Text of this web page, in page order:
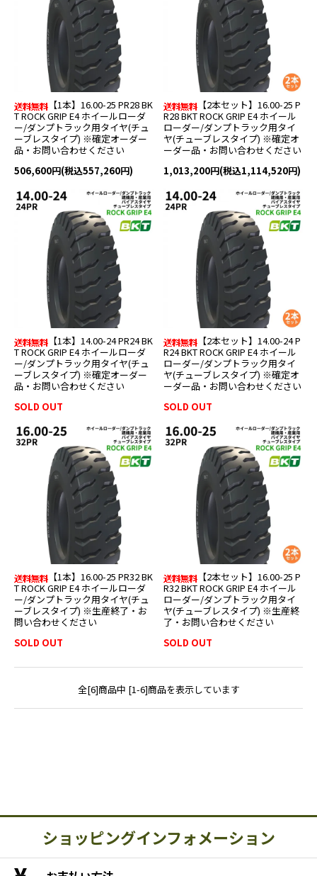
【1本】16.00-25 PR28 BK
T ROCK GRIP E4 ホイールローダ
ー/ダンプトラック用タイヤ(チュ
ーブレスタイプ) ※確定オーダー
品・お問い合わせください
506,600円(税込557,260円)
【2本セット】16.00-25 P
R28 BKT ROCK GRIP E4 ホイール
ローダー/ダンプトラック用タイ
ヤ(チューブレスタイプ) ※確定オ
ーダー品・お問い合わせください
1,013,200円(税込1,114,520円)
【1本】14.00-24 PR24 BK
T ROCK GRIP E4 ホイールローダ
ー/ダンプトラック用タイヤ(チュ
ーブレスタイプ) ※確定オーダー
品・お問い合わせください
SOLD OUT
【2本セット】14.00-24 P
R24 BKT ROCK GRIP E4 ホイール
ローダー/ダンプトラック用タイ
ヤ(チューブレスタイプ) ※確定オ
ーダー品・お問い合わせください
SOLD OUT
【1本】16.00-25 PR32 BK
T ROCK GRIP E4 ホイールローダ
ー/ダンプトラック用タイヤ(チュ
ーブレスタイプ) ※生産終了・お
問い合わせください
SOLD OUT
【2本セット】16.00-25 P
R32 BKT ROCK GRIP E4 ホイール
ローダー/ダンプトラック用タイ
ヤ(チューブレスタイプ) ※生産終
了・お問い合わせください
SOLD OUT
全[6]商品中 [1-6]商品を表示しています
ショッピングインフォメーション